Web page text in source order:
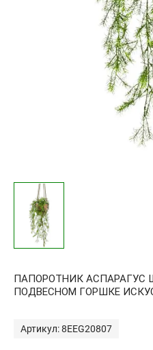
ПАПОРОТНИК АСПАРАГУС
ПОДВЕСНОМ ГОРШКЕ
Артикул: 8EEG20807